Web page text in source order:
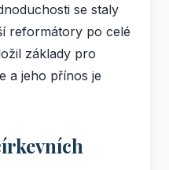
se staly
reformátory po celé
základy pro
a jeho přínos je